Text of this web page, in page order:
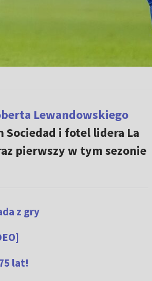
Lewandowskiego
i fotel lidera La
pierwszy w tym sezonie
z gry
lat!